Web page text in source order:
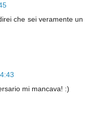
che sei veramente un
mi mancava! :)